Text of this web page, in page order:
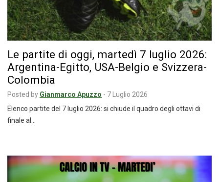
Le partite di oggi, martedì 7 luglio 2026:
Argentina-Egitto, USA-Belgio e Svizzera-
Colombia
Posted by Gianmarco Apuzzo - 7 Luglio 2026
Elenco partite del 7 luglio 2026: si chiude il quadro degli ottavi di
finale al…